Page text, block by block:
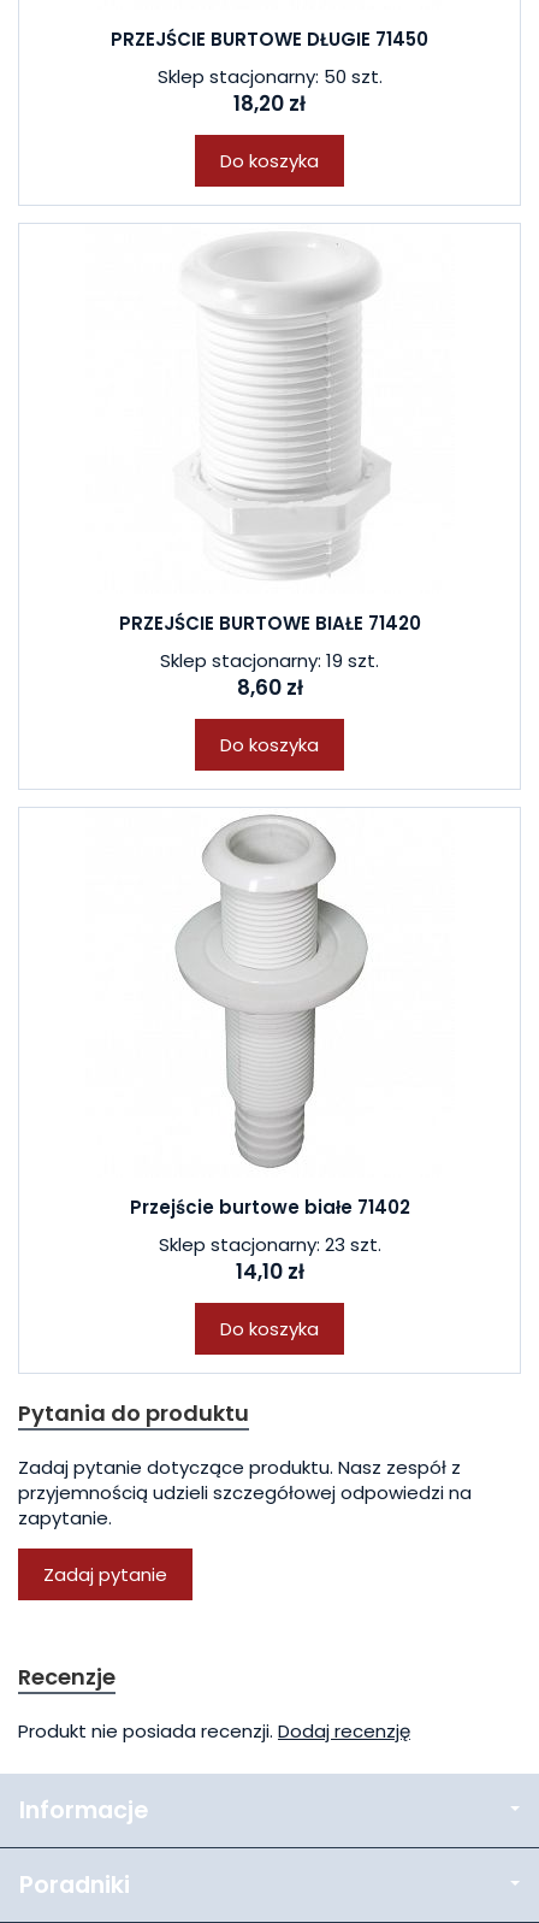
PRZEJŚCIE BURTOWE DŁUGIE 71450
Sklep stacjonarny: 50 szt.
18,20 zł
Do koszyka
PRZEJŚCIE BURTOWE BIAŁE 71420
Sklep stacjonarny: 19 szt.
8,60 zł
Do koszyka
Przejście burtowe białe 71402
Sklep stacjonarny: 23 szt.
14,10 zł
Do koszyka
Pytania do produktu
Zadaj pytanie dotyczące produktu. Nasz zespół z
przyjemnością udzieli szczegółowej odpowiedzi na
zapytanie.
Zadaj pytanie
Recenzje
Produkt nie posiada recenzji. Dodaj recenzję
Informacje
Poradniki